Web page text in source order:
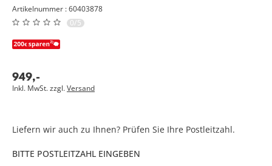
Artikelnummer : 60403878
0/5
949,-
Inkl. MwSt. zzgl.Versand
Liefern wir auch zu Ihnen? Prüfen Sie Ihre Postleitzahl.
BITTE POSTLEITZAHL EINGEBEN